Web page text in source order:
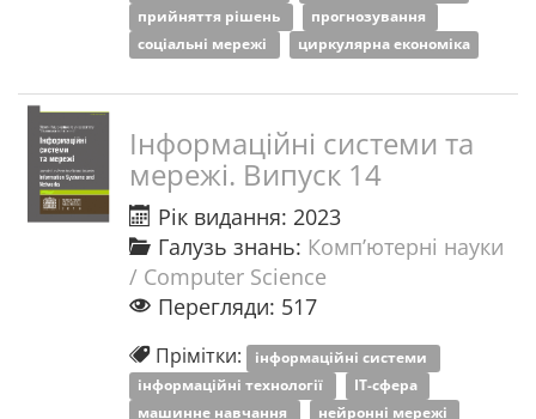
прийняття рішень
прогнозування
соціальні мережі
циркулярна економіка
Інформаційні системи та
мережі. Випуск 14
Рік видання: 2023
Галузь знань: Комп’ютерні науки
/ Computer Science
Перегляди: 517
Прімітки: інформаційні системи
інформаційні технології
ІТ-сфера
машинне навчання
нейронні мережі